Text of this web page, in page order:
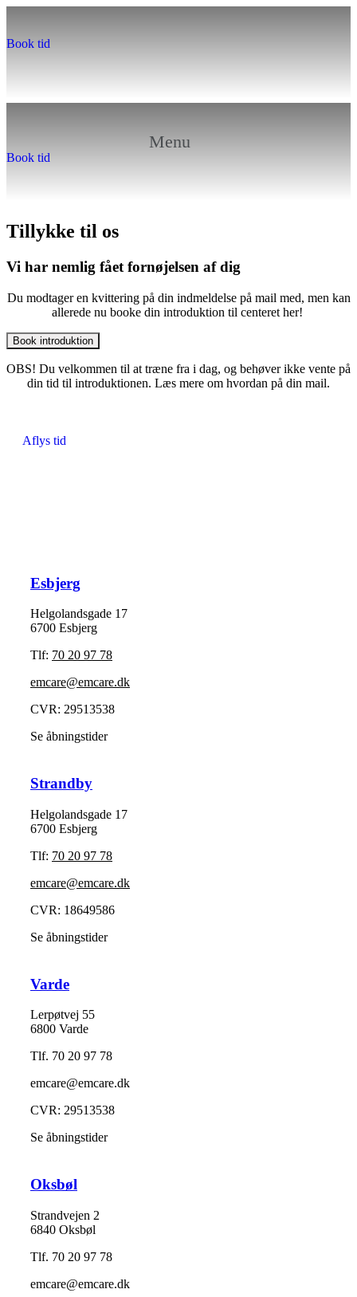
Book tid
Menu
Book tid
Tillykke til os
Vi har nemlig fået fornøjelsen af dig
Du modtager en kvittering på din indmeldelse på mail med, men kan
allerede nu booke din introduktion til centeret her!
Book introduktion
OBS! Du velkommen til at træne fra i dag, og behøver ikke vente på
din tid til introduktionen. Læs mere om hvordan på din mail.
Aflys tid
Esbjerg
Helgolandsgade 17
6700 Esbjerg
Tlf: 70 20 97 78
emcare@emcare.dk
CVR: 29513538
Se åbningstider
Strandby
Helgolandsgade 17
6700 Esbjerg
Tlf: 70 20 97 78
emcare@emcare.dk
CVR: 18649586
Se åbningstider
Varde
Lerpøtvej 55
6800 Varde
Tlf. 70 20 97 78
emcare@emcare.dk
CVR: 29513538
Se åbningstider
Oksbøl
Strandvejen 2
6840 Oksbøl
Tlf. 70 20 97 78
emcare@emcare.dk